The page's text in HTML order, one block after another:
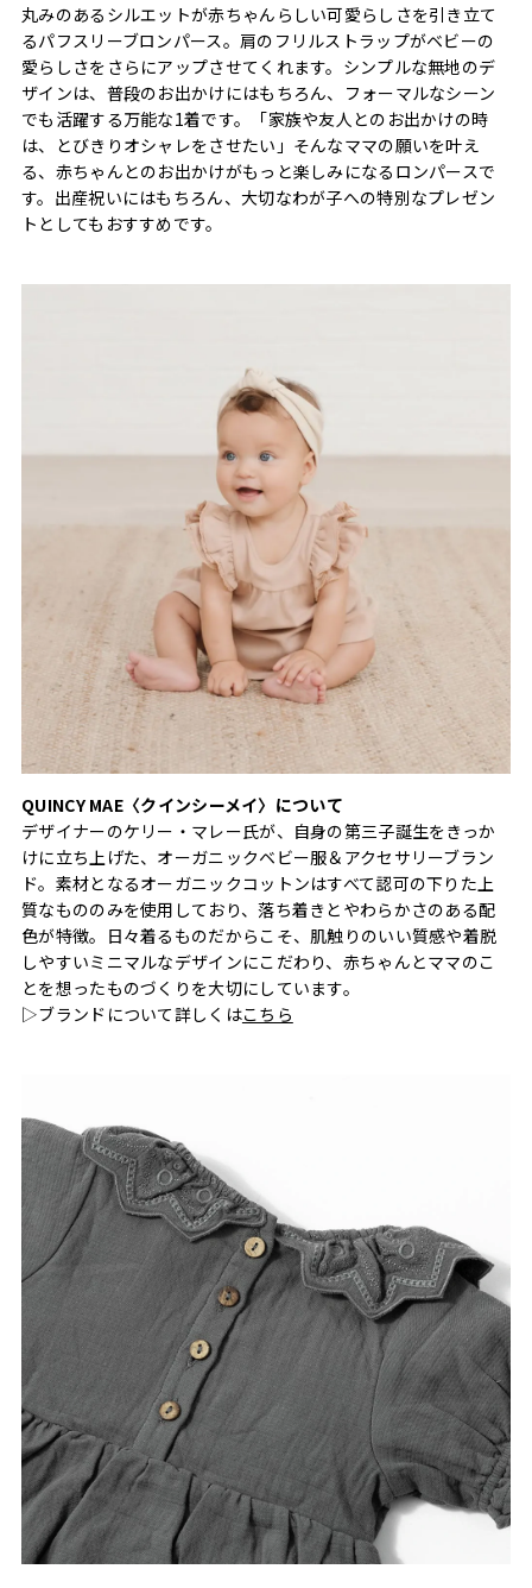
丸みのあるシルエットが赤ちゃんらしい可愛らしさを引き立て
るパフスリーブロンパース。肩のフリルストラップがベビーの
愛らしさをさらにアップさせてくれます。シンプルな無地のデ
ザインは、普段のお出かけにはもちろん、フォーマルなシーン
でも活躍する万能な1着です。「家族や友人とのお出かけの時
は、とびきりオシャレをさせたい」そんなママの願いを叶え
る、赤ちゃんとのお出かけがもっと楽しみになるロンパースで
す。出産祝いにはもちろん、大切なわが子への特別なプレゼン
トとしてもおすすめです。
QUINCY MAE〈クインシーメイ〉について
デザイナーのケリー・マレー氏が、自身の第三子誕生をきっか
けに立ち上げた、オーガニックベビー服＆アクセサリーブラン
ド。素材となるオーガニックコットンはすべて認可の下りた上
質なもののみを使用しており、落ち着きとやわらかさのある配
色が特徴。日々着るものだからこそ、肌触りのいい質感や着脱
しやすいミニマルなデザインにこだわり、赤ちゃんとママのこ
とを想ったものづくりを大切にしています。
▷ブランドについて詳しくはこちら